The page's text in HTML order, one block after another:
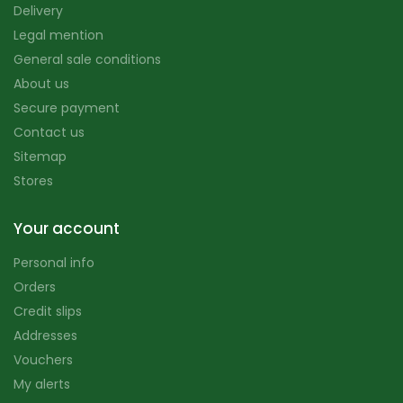
Delivery
Legal mention
General sale conditions
About us
Secure payment
Contact us
Sitemap
Stores
Your account
Personal info
Orders
Credit slips
Addresses
Vouchers
My alerts